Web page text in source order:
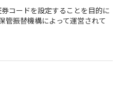
コードを設定することを目的に
管振替機構によって運営されて